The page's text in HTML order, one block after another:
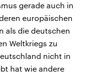
gerade auch in
europäischen
als die deutschen
Weltkriegs zu
nicht in
hat wie andere